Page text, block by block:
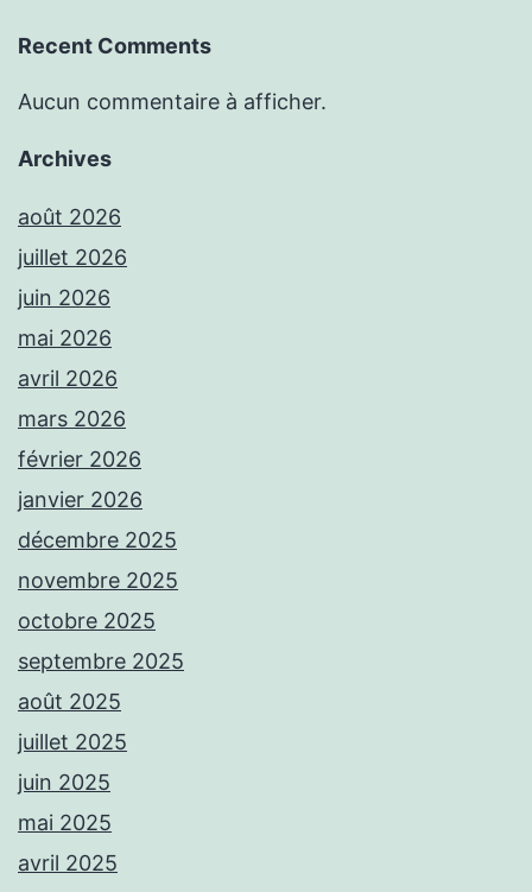
Recent Comments
Aucun commentaire à afficher.
Archives
août 2026
juillet 2026
juin 2026
mai 2026
avril 2026
mars 2026
février 2026
janvier 2026
décembre 2025
novembre 2025
octobre 2025
septembre 2025
août 2025
juillet 2025
juin 2025
mai 2025
avril 2025